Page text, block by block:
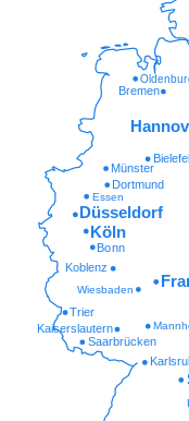
Saarbrücken
Kaiserslautern
Trier
Wiesbaden
Koblenz
Bonn
Essen
Dortmund
Münster
Köln
Düsseldorf
Bremen